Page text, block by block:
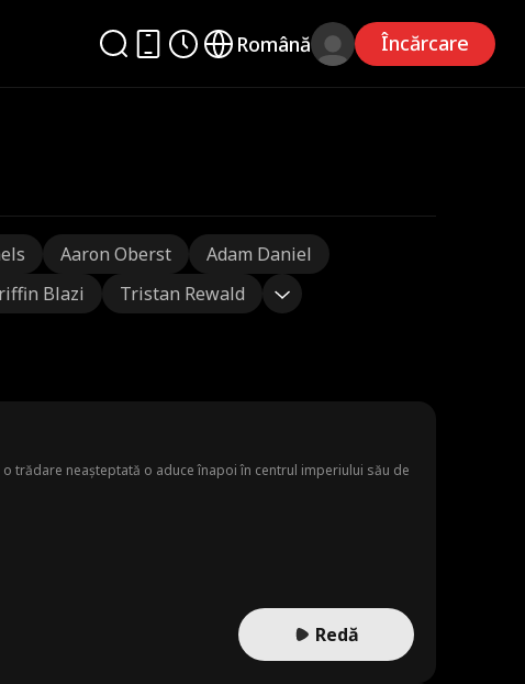
Română Încărcare
Aaron Oberst
Adam Daniel
Blazi Tristan Rewald
trădare neașteptată o aduce înapoi în centrul imperiului său de
Redă